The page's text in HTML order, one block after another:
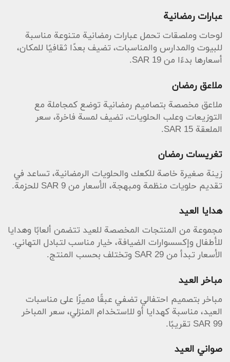
عبارات رمضانية
لوحات وملصقات تحمل عبارات رمضانية متنوعة مناسبة
للبيوت والمدارس والمناسبات، تضيف بعدًا ثقافيًا للمكان،
أسعارها بدءًا من SAR 19.
ملاعق رمضان
ملاعق مخصصة بتصاميم رمضانية توضع كمجاملة مع
التوزيعات وعلب الحلويات، تضيف لمسة فاخرة، سعر
الملعقة SAR 15.
تغريسات رمضان
زينة صغيرة خاصة للكعك والحلويات الرمضانية، تساعد في
تقديم حلويات منظمة ومبهجة، الأسعار من SAR 9 للحزمة.
هدايا العيد
مجموعة من المنتجات المخصصة للعيد تتضمن ألعابًا وهدايا
للأطفال وإكسسوارات الضيافة، خيار مناسب لتبادل التهاني.
الأسعار تبدأ من SAR 29 وتختلف بحسب المنتج.
مباخر العيد
مباخر بتصميم احتفالي تضفي عبقًا مميزًا على مناسبات
العيد، مناسبة كهدايا أو للاستخدام المنزلي، سعر المباخر
SAR 99 تقريبًا.
صواني العيد